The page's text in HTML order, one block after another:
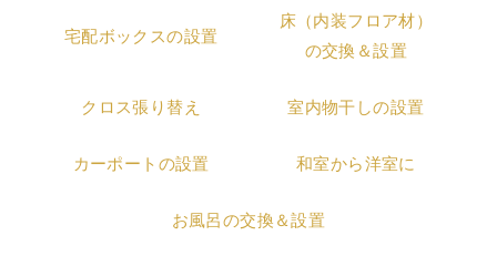
宅配ボックスの設置
床（内装フロア材）
の交換＆設置
クロス張り替え 室内物干しの設置
カーポートの設置 和室から洋室に
お風呂の交換＆設置